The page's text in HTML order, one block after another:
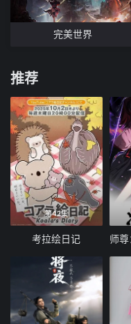
57 58
61
73 74
77 78
81 82
85
93 94
97
101
完美世界
推荐
第42集
考拉绘日记